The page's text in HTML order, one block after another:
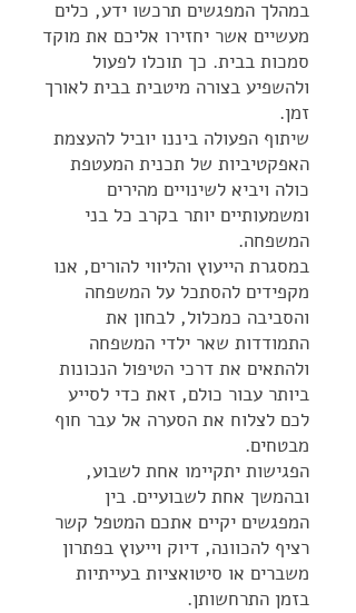
במהלך המפגשים תרכשו ידע, כלים
מעשיים אשר יחזירו אליכם את מוקד
סמכות בבית. כך תוכלו לפעול
ולהשפיע בצורה מיטבית בבית לאורך
זמן.
שיתוף הפעולה ביננו יוביל להעצמת
האפקטיביות של תכנית המעטפת
כולה ויביא לשינויים מהירים
ומשמעותיים יותר בקרב כל בני
המשפחה.
במסגרת הייעוץ והליווי להורים, אנו
מקפידים להסתכל על המשפחה
והסביבה כמכלול, לבחון את
התמודדות שאר ילדי המשפחה
ולהתאים את דרכי הטיפול הנכונות
ביותר עבור כולם, זאת כדי לסייע
לכם לצלוח את הסערה אל עבר חוף
מבטחים.
הפגישות יתקיימו אחת לשבוע,
ובהמשך אחת לשבועיים. בין
המפגשים יקיים אתכם המטפל קשר
רציף להכוונה, דיוק וייעוץ בפתרון
משברים או סיטואציות בעייתיות
בזמן התרחשותן.